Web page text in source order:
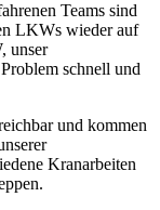
Teams sind
LKWs wieder auf
unser
schnell und
und kommen
Kranarbeiten